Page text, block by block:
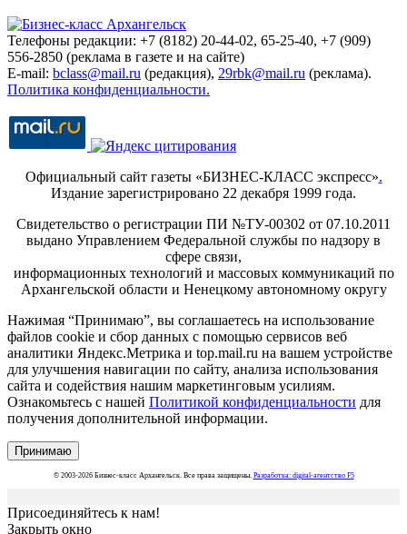
Телефоны редакции: +7 (8182) 20-44-02, 65-25-40, +7 (909)
556-2850 (реклама в газете и на сайте)
E-mail: bclass@mail.ru (редакция), 29rbk@mail.ru (реклама).
Политика конфиденциальности.
Официальный сайт газеты «БИЗНЕС-КЛАСС экспресс».
Издание зарегистрировано 22 декабря 1999 года.
Свидетельство о регистрации ПИ №ТУ-00302 от 07.10.2011
выдано Управлением Федеральной службы по надзору в
сфере связи,
информационных технологий и массовых коммуникаций по
Архангельской области и Ненецкому автономному округу
Нажимая “Принимаю”, вы соглашаетесь на использование
файлов cookie и сбор данных с помощью сервисов веб
аналитики Яндекс.Метрика и top.mail.ru на вашем устройстве
для улучшения навигации по сайту, анализа использования
сайта и содействия нашим маркетинговым усилиям.
Ознакомьтесь с нашей Политикой конфиденциальности для
получения дополнительной информации.
Принимаю
© 2003-2026 Бизнес-класс Архангельск. Все права защищены. Разработка: digital-агентство F5
Присоединяйтесь к нам!
Закрыть окно